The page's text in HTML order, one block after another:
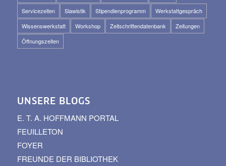
Servicezeiten
Slawistik Stipendienprogramm
Werkstattgespräch
Wissenswerkstatt
Workshop Zeitschriftendatenbank
Zeitungen
Öffnungszeiten
UNSERE BLOGS
E. T. A. HOFFMANN PORTAL
FEUILLETON
FOYER
FREUNDE DER BIBLIOTHEK